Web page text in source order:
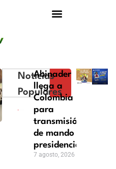
Noticias
Populares
Abinader
llega a
Colombia
para
transmisión
de mando
presidencial
7 agosto, 2026